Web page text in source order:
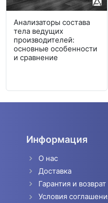
Анализаторы состава
тела ведущих
производителей:
основные особенности
и сравнение
Информация
О нас
Доставка
Гарантия и возврат
Условия